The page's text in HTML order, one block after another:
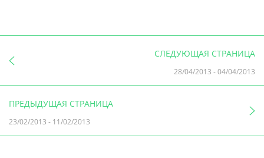
СЛЕДУЮЩАЯ СТРАНИЦА
28/04/2013 -04/04/2013
ПРЕДЫДУЩАЯ СТРАНИЦА
23/02/2013 - 11/02/2013